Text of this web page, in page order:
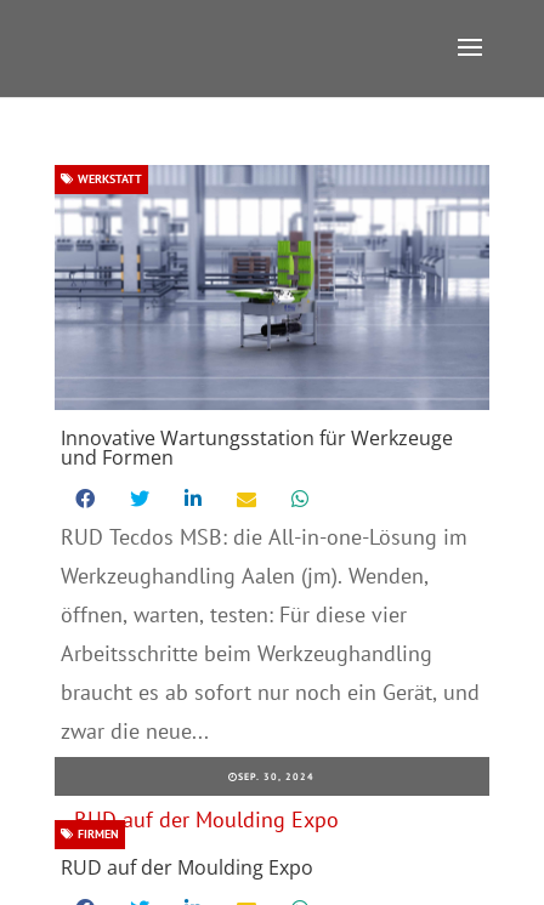
Innovative Wartungsstation für Werkzeuge
und Formen
WERKSTATT
RUD Tecdos MSB: die All-in-one-Lösung im
Werkzeughandling Aalen (jm). Wenden,
öffnen, warten, testen: Für diese vier
Arbeitsschritte beim Werkzeughandling
braucht es ab sofort nur noch ein Gerät, und
zwar die neue...
SEP. 30, 2024
RUD auf der Moulding Expo
FIRMEN